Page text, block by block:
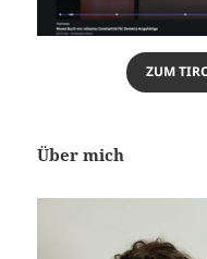
ZUM
Über mich